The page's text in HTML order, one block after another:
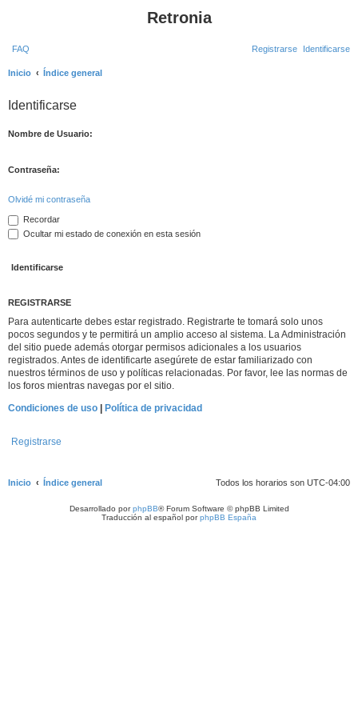
Retronia
FAQ Identificarse
Registrarse
Inicio Índice general
Identificarse
Nombre de Usuario:
Contraseña:
Olvidé mi contraseña
Recordar
Ocultar mi estado de conexión en esta sesión
REGISTRARSE
Para autenticarte debes estar registrado. Registrarte te tomará solo unos
pocos segundos y te permitirá un amplio acceso al sistema. La Administración
del sitio puede además otorgar permisos adicionales a los usuarios
registrados. Antes de identificarte asegúrete de estar familiarizado con
nuestros términos de uso y políticas relacionadas. Por favor, lee las normas de
los foros mientras navegas por el sitio.
Condiciones de uso | Política de privacidad
Registrarse
Inicio Índice general Todos los horarios son UTC-04:00
Desarrollado porphpBB® Forum Software © phpBB Limited
Traducción al español porphpBB España